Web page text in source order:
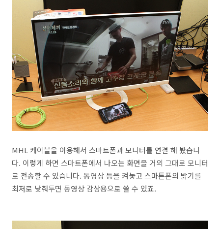
MHL 케이블을 이용해서 스마트폰과 모니터를 연결 해 봤습니
다. 이렇게 하면 스마트폰에서 나오는 화면을 거의 그대로 모니터
로 전송할 수 있습니다. 동영상 등을 켜놓고 스마튼폰의 밝기를
최저로 낮춰두면 동영상 감상용으로 쓸 수 있죠.